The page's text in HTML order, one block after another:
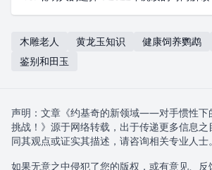
木雕老人 黄龙玉知识 健康饲养鹦鹉
鉴别和田玉
声明：文章《约基奇的新领域——对手惯性下
挑战！》源于网络转载，出于传递更多信息
同其观点或证实其描述，请咨询相关专业人士。
如果无意之中侵犯了您的版权，或有意见、